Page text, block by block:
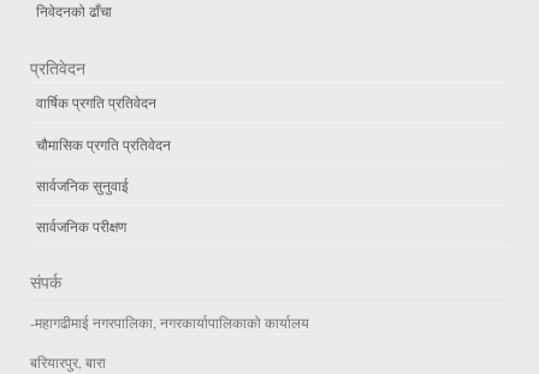
निवेदनको ढाँचा
प्रतिवेदन
वार्षिक प्रगति प्रतिवेदन
चौमासिक प्रगति प्रतिवेदन
सार्वजनिक सुनुवाई
सार्वजनिक परीक्षण
संपर्क
-महागढीमाई नगरपालिका, नगरकार्यापालिकाको कार्यालय
बरियारपुर, बारा